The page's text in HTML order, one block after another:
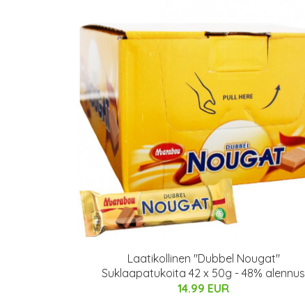
Laatikollinen "Dubbel Nougat"
Suklaapatukoita 42 x 50g - 48% alennus
14.99 EUR